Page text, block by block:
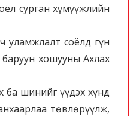
сурган хүмүүжлийн
уламжлалт соёлд гүн
хошууны Ахлах
шинийг үүдэх хүнд
төвлөрүүлж,